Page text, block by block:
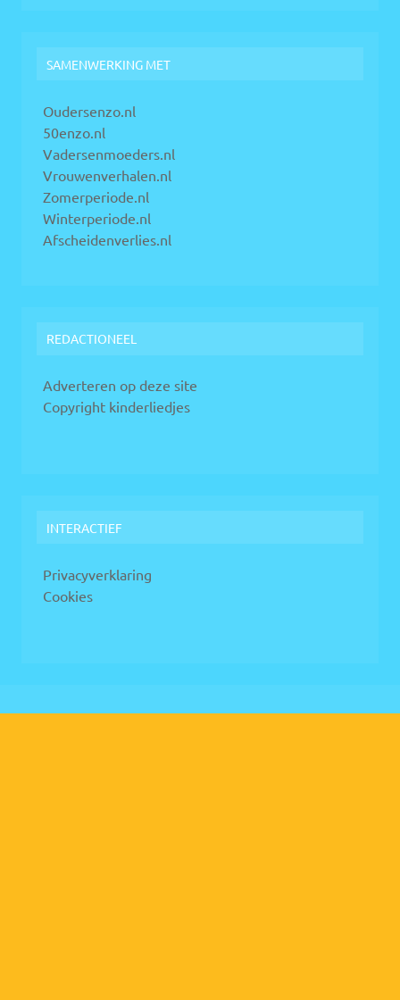
SAMENWERKING MET
Oudersenzo.nl
50enzo.nl
Vadersenmoeders.nl
Vrouwenverhalen.nl
Zomerperiode.nl
Winterperiode.nl
Afscheidenverlies.nl
REDACTIONEEL
Adverteren op deze site
Copyright kinderliedjes
INTERACTIEF
Privacyverklaring
Cookies